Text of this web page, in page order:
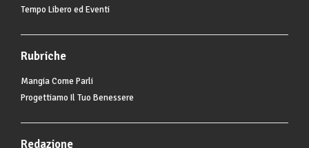
Tempo Libero ed Eventi
Rubriche
Mangia Come Parli
Progettiamo Il Tuo Benessere
Redazione